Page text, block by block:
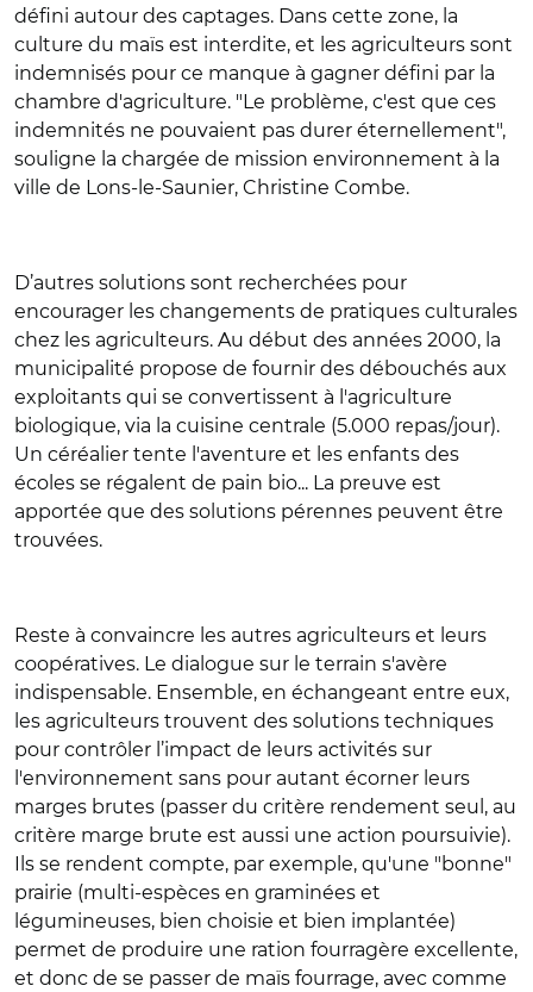
défini autour des captages. Dans cette zone, la
culture du maïs est interdite, et les agriculteurs sont
indemnisés pour ce manque à gagner défini par la
chambre d'agriculture. "Le problème, c'est que ces
indemnités ne pouvaient pas durer éternellement",
souligne la chargée de mission environnement à la
ville de Lons-le-Saunier, Christine Combe.
D’autres solutions sont recherchées pour
encourager les changements de pratiques culturales
chez les agriculteurs. Au début des années 2000, la
municipalité propose de fournir des débouchés aux
exploitants qui se convertissent à l'agriculture
biologique, via la cuisine centrale (5.000 repas/jour).
Un céréalier tente l'aventure et les enfants des
écoles se régalent de pain bio... La preuve est
apportée que des solutions pérennes peuvent être
trouvées.
Reste à convaincre les autres agriculteurs et leurs
coopératives. Le dialogue sur le terrain s'avère
indispensable. Ensemble, en échangeant entre eux,
les agriculteurs trouvent des solutions techniques
pour contrôler l’impact de leurs activités sur
l'environnement sans pour autant écorner leurs
marges brutes (passer du critère rendement seul, au
critère marge brute est aussi une action poursuivie).
Ils se rendent compte, par exemple, qu'une "bonne"
prairie (multi-espèces en graminées et
légumineuses, bien choisie et bien implantée)
permet de produire une ration fourragère excellente,
et donc de se passer de maïs fourrage, avec comme